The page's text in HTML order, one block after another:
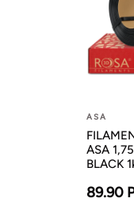
ASA
ASA
BLACK
89.90